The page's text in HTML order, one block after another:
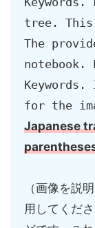
tree. This
The
for the
Japanese
（画像を説
用してくだ